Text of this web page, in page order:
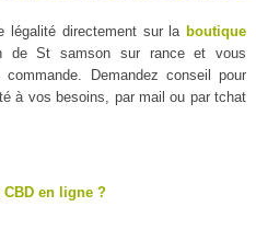
légalité directement sur la boutique
de St samson sur rance et vous
Demandez conseil pour
à vos besoins, par mail ou par tchat
en ligne ?